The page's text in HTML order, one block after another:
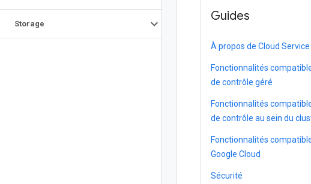
Storage
Guides
À propos de Cloud
Fonctionnalités
de contrôle géré
Fonctionnalités
de contrôle au sein du
Fonctionnalités
Google Cloud
Sécurité